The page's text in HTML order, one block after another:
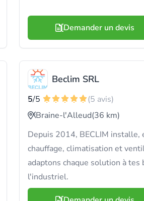
Demander un devis
Beclim SRL
5/5
(5 avis)
Braine-l'Alleud(36 km)
Depuis 2014, BECLIM
chauffage, climatisation et
adaptons chaque solution à
l'industriel.